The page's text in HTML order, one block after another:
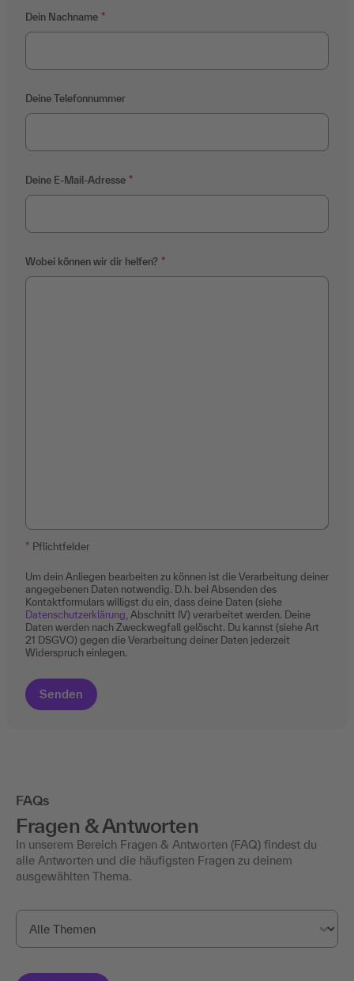
Dein Nachname
Deine Telefonnummer
Deine E-Mail-Adresse
Wobei können wir dir helfen?
Pflichtfelder
Um dein Anliegen bearbeiten zu können ist die Verarbeitung deiner
angegebenen Daten notwendig. D.h. bei Absenden des
Kontaktformulars willigst du ein, dass deine Daten (siehe
Datenschutzerklärung, Abschnitt IV) verarbeitet werden. Deine
Daten werden nach Zweckwegfall gelöscht. Du kannst (siehe Art
21 DSGVO) gegen die Verarbeitung deiner Daten jederzeit
Widerspruch einlegen.
FAQs
Fragen & Antworten
In unserem Bereich Fragen & Antworten (FAQ) findest du
alle Antworten und die häufigsten Fragen zu deinem
ausgewählten Thema.